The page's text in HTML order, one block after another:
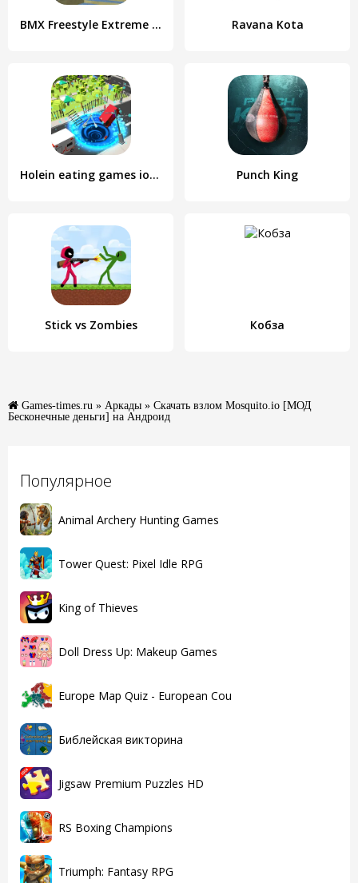
Популярное
Animal Archery Hunting Games
Tower Quest: Pixel Idle RPG
King of Thieves
Doll Dress Up: Makeup Games
Europe Map Quiz - European Cou
Библейская викторина
Jigsaw Premium Puzzles HD
RS Boxing Champions
Triumph: Fantasy RPG
BMX Freestyle Extreme 3D Ravana Kota
Holein eating games io offline Punch King
Stick vs Zombies Кобза
Games-times.ru » Аркады » Скачать взлом Mosquito.io [МОД
Бесконечные деньги] на Андроид